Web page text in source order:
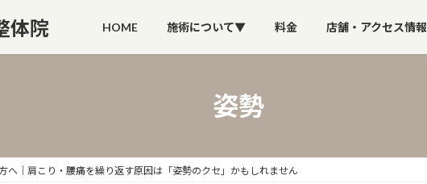
体院 HOME 施術について▼ 料金 店舗・アクセス情報
姿勢
へ｜肩こり・腰痛を繰り返す原因は「姿勢のクセ」かもしれません